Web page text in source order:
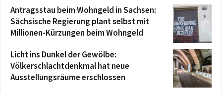
Antragsstau beim Wohngeld in Sachsen:
Sächsische Regierung plant selbst mit
Millionen-Kürzungen beim Wohngeld
Licht ins Dunkel der Gewölbe:
Völkerschlachtdenkmal hat neue
Ausstellungsräume erschlossen